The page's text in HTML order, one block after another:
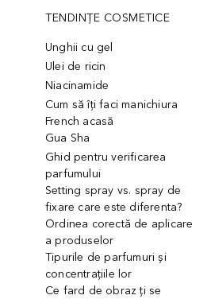
TENDINȚE COSMETICE
Unghii cu gel
Ulei de ricin
Niacinamide
Cum să îți faci manichiura
French acasă
Gua Sha
Ghid pentru verificarea
parfumului
Setting spray vs. spray de
fixare care este diferenta?
Ordinea corectă de aplicare
a produselor
Tipurile de parfumuri și
concentrațiile lor
Ce fard de obraz ți se